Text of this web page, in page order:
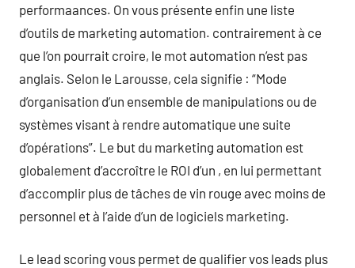
performaances. On vous présente enfin une liste
d’outils de marketing automation. contrairement à ce
que l’on pourrait croire, le mot automation n’est pas
anglais. Selon le Larousse, cela signifie : “Mode
d’organisation d’un ensemble de manipulations ou de
systèmes visant à rendre automatique une suite
d’opérations”. Le but du marketing automation est
globalement d’accroître le ROI d’un , en lui permettant
d’accomplir plus de tâches de vin rouge avec moins de
personnel et à l’aide d’un de logiciels marketing.
Le lead scoring vous permet de qualifier vos leads plus